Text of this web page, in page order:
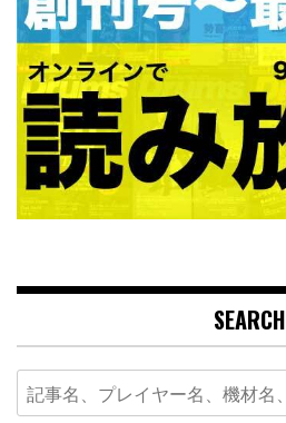
SEARCH
Search
for: